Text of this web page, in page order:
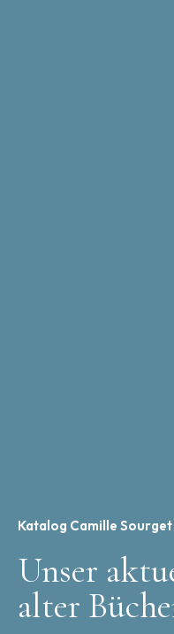
Katalog Camille Sourget
Unser
alter